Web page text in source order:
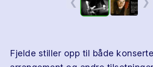
Fjelde stiller opp til både